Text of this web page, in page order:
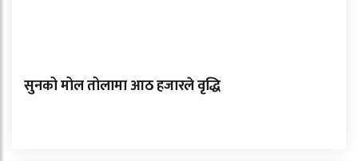
सुनको मोल तोलामा आठ हजारले वृद्धि